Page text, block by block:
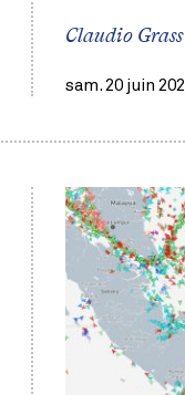
Claudio Grass
sam. 20 juin